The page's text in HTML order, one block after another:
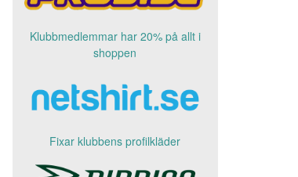
Klubbmedlemmar har 20% på allt i
shoppen
Fixar klubbens profilkläder